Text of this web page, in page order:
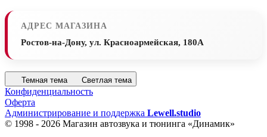
АДРЕС МАГАЗИНА
Ростов-на-Дону, ул. Красноармейская, 180А
Темная тема Светлая тема
Конфиденциальность
Оферта
Администрирование и поддержка Lewell.studio
© 1998 - 2026 Магазин автозвука и тюнинга «Динамик»